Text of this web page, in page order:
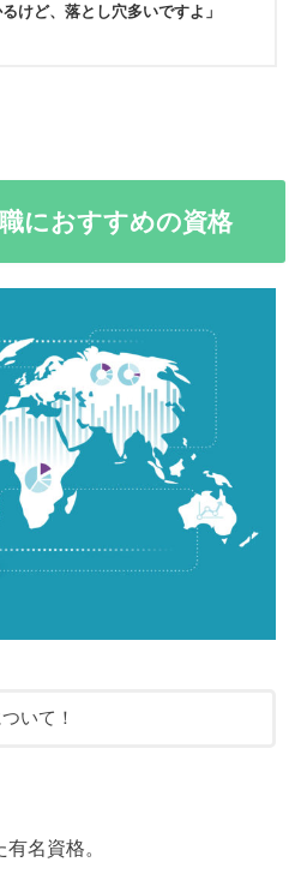
けど、落とし穴多いですよ」
におすすめの資格
いて！
名資格。